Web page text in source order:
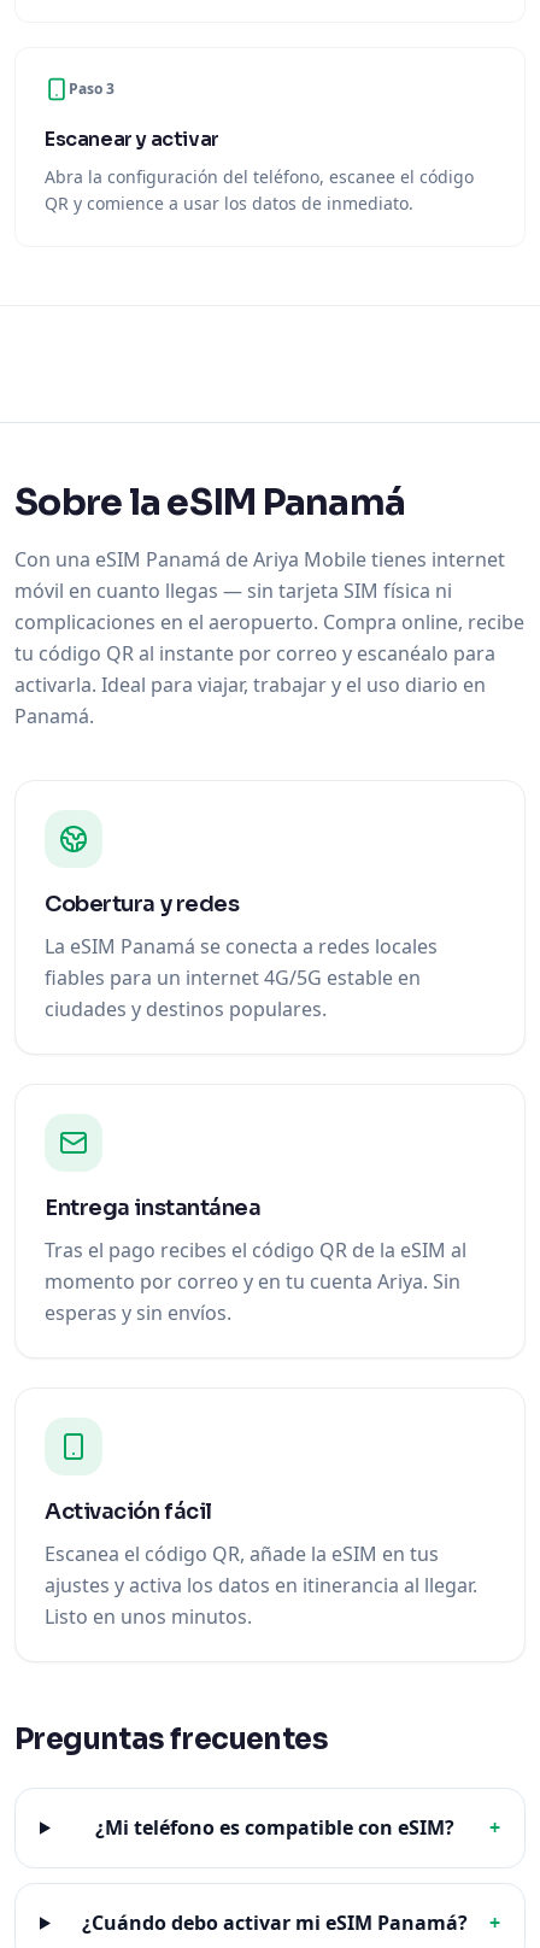
Paso 3
Escanear y activar
Abra la configuración del teléfono, escanee el código
QR y comience a usar los datos de inmediato.
Sobre la eSIM Panamá
Con una eSIM Panamá de Ariya Mobile tienes internet
móvil en cuanto llegas — sin tarjeta SIM física ni
complicaciones en el aeropuerto. Compra online, recibe
tu código QR al instante por correo y escanéalo para
activarla. Ideal para viajar, trabajar y el uso diario en
Panamá.
Cobertura y redes
La eSIM Panamá se conecta a redes locales
fiables para un internet 4G/5G estable en
ciudades y destinos populares.
Entrega instantánea
Tras el pago recibes el código QR de la eSIM al
momento por correo y en tu cuenta Ariya. Sin
esperas y sin envíos.
Activación fácil
Escanea el código QR, añade la eSIM en tus
ajustes y activa los datos en itinerancia al llegar.
Listo en unos minutos.
Preguntas frecuentes
¿Mi teléfono es compatible con eSIM? +
¿Cuándo debo activar mi eSIM Panamá? +